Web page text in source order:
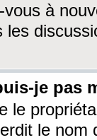
à
les
je pas
le
le nom